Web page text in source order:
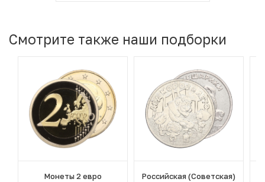
Смотрите также наши подборки
Монеты 2 евро
Российская (Советская)